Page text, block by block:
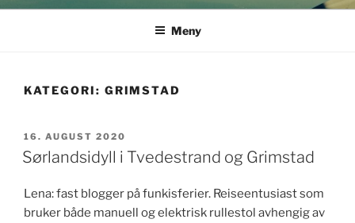
Meny
KATEGORI: GRIMSTAD
PUBLISERT
16. AUGUST 2020
Sørlandsidyll i Tvedestrand og Grimstad
Lena: fast blogger på funkisferier. Reiseentusiast som
bruker både manuell og elektrisk rullestol avhengig av